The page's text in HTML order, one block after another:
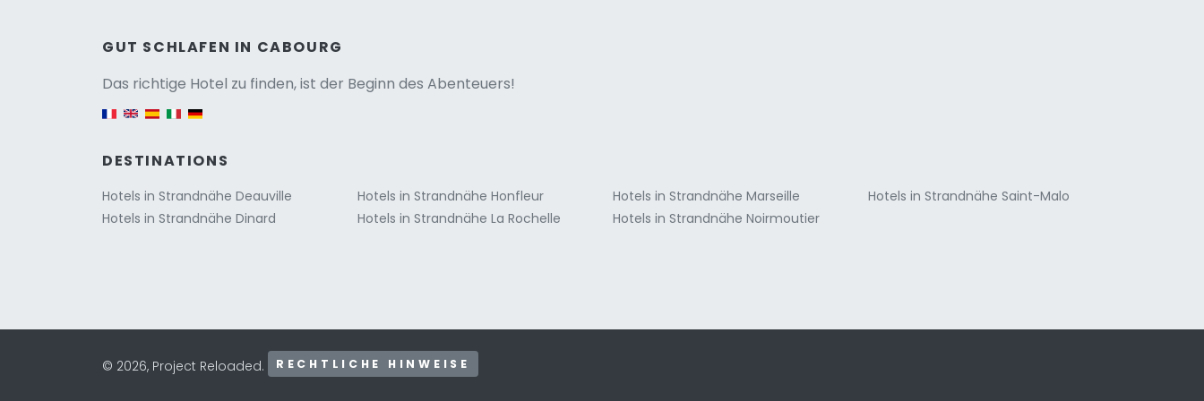
GUT SCHLAFEN IN CABOURG
Das richtige Hotel zu finden, ist der Beginn des Abenteuers!
Versione italiana
DESTINATIONS
Hotels in Strandnähe Deauville
Hotels in Strandnähe Dinard
Hotels in Strandnähe Honfleur
Hotels in Strandnähe La Rochelle
Hotels in Strandnähe Marseille
Hotels in Strandnähe Noirmoutier
Hotels in Strandnähe Saint-Malo
© 2026, Project Reloaded. RECHTLICHE HINWEISE